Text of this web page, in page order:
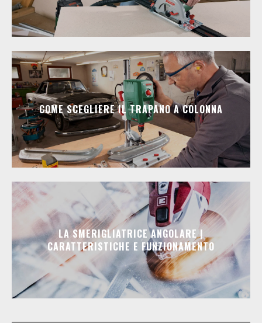
COME SCEGLIERE IL TRAPANO A COLONNA
LA SMERIGLIATRICE ANGOLARE |
CARATTERISTICHE E FUNZIONAMENTO